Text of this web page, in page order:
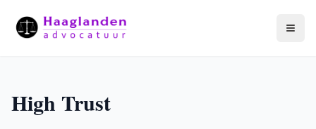
High Trust